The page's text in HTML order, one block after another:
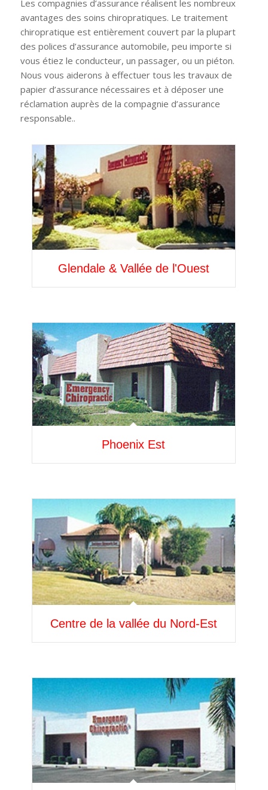
Les compagnies d’assurance réalisent les nombreux
avantages des soins chiropratiques. Le traitement
chiropratique est entièrement couvert par la plupart
des polices d’assurance automobile, peu importe si
vous étiez le conducteur, un passager, ou un piéton.
Nous vous aiderons à effectuer tous les travaux de
papier d’assurance nécessaires et à déposer une
réclamation auprès de la compagnie d’assurance
responsable..
Glendale & Vallée de l'Ouest
Phoenix Est
Centre de la vallée du Nord-Est